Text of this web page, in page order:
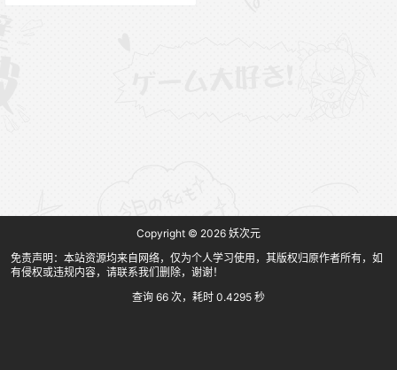
Copyright © 2026 妖次元
免责声明：本站资源均来自网络，仅为个人学习使用，其版权归原作者所有，如
有侵权或违规内容，请联系我们删除，谢谢！
查询 66 次，耗时 0.4295 秒